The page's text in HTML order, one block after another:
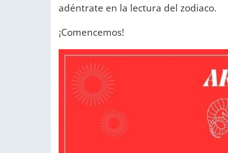
adéntrate en la lectura del zodiaco.
¡Comencemos!